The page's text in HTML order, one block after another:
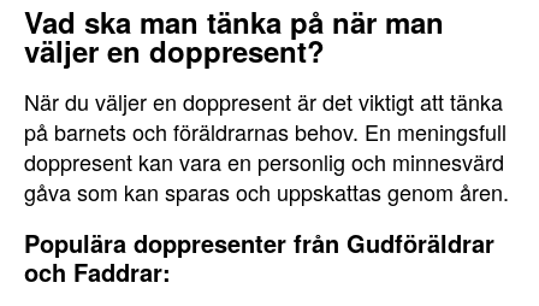
Vad ska man tänka på när man
väljer en doppresent?
När du väljer en doppresent är det viktigt att tänka
på barnets och föräldrarnas behov. En meningsfull
doppresent kan vara en personlig och minnesvärd
gåva som kan sparas och uppskattas genom åren.
Populära doppresenter från Gudföräldrar
och Faddrar: